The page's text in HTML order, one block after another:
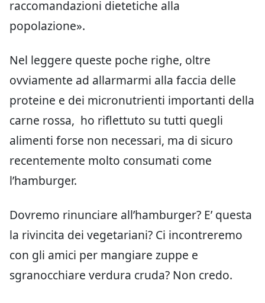
raccomandazioni dietetiche alla
popolazione».
Nel leggere queste poche righe, oltre
ovviamente ad allarmarmi alla faccia delle
proteine e dei micronutrienti importanti della
carne rossa, ho riflettuto su tutti quegli
alimenti forse non necessari, ma di sicuro
recentemente molto consumati come
l’hamburger.
Dovremo rinunciare all’hamburger? E’ questa
la rivincita dei vegetariani? Ci incontreremo
con gli amici per mangiare zuppe e
sgranocchiare verdura cruda? Non credo.